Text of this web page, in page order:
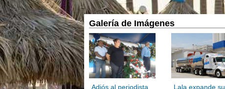
Galería de Imágenes
Adiós al periodista
Lala expande su